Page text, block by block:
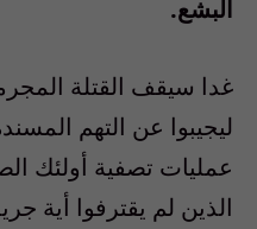
البشع.
غدا سيقف القتلة
ليجيبوا عن التهم
عمليات تصفية أولئك
الذين لم يقترفوا أية